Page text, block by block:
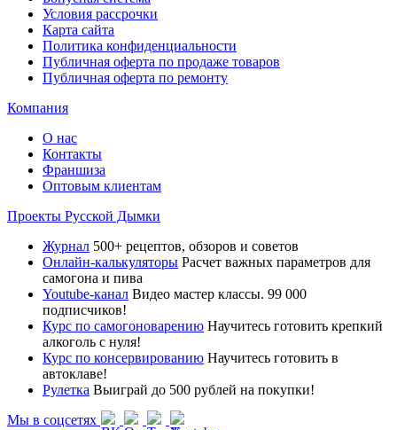
Условия рассрочки
Карта сайта
Политика конфиденциальности
Публичная оферта по продаже товаров
Публичная оферта по ремонту
Компания
О нас
Контакты
Франшиза
Оптовым клиентам
Проекты Русской Дымки
Журнал 500+ рецептов, обзоров и советов
Онлайн-калькуляторы Расчет важных параметров для
самогона и пива
Youtube-канал Видео мастер классы. 99 000
подписчиков!
Курс по самогоноварению Научитесь готовить крепкий
алкоголь с нуля!
Курс по консервированию Научитесь готовить в
автоклаве!
Рулетка Выиграй до 500 рублей на покупки!
Мы в соцсетях